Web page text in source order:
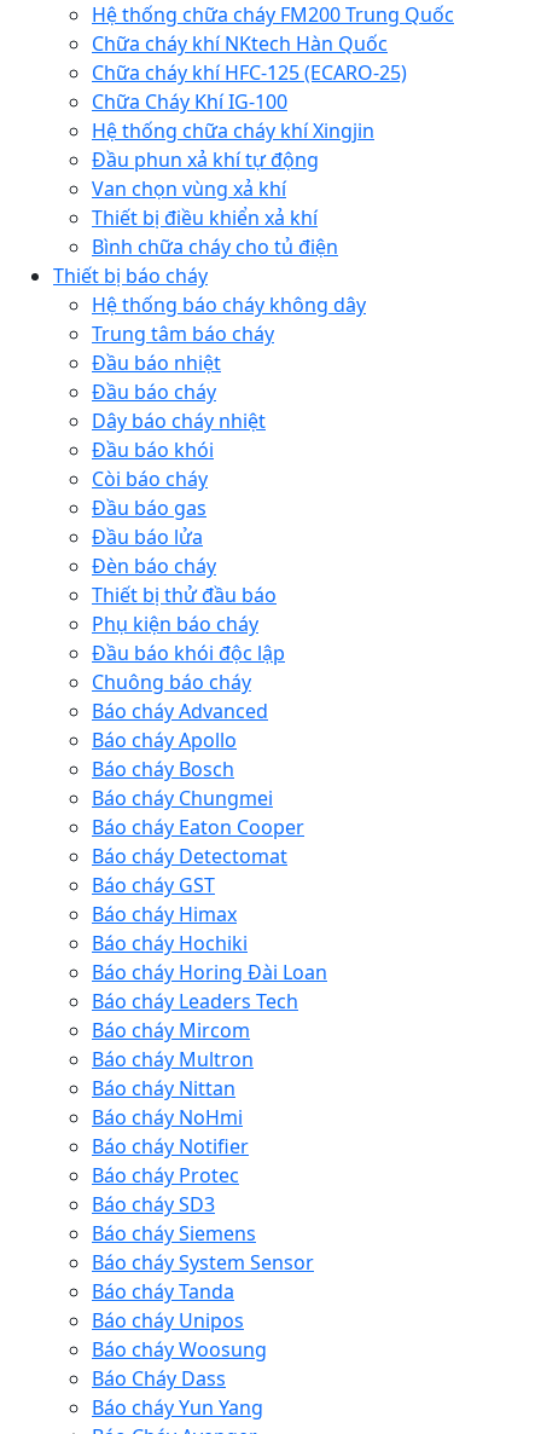
Hệ thống chữa cháy FM200 Trung Quốc
Chữa cháy khí NKtech Hàn Quốc
Chữa cháy khí HFC-125 (ECARO-25)
Chữa Cháy Khí IG-100
Hệ thống chữa cháy khí Xingjin
Đầu phun xả khí tự động
Van chọn vùng xả khí
Thiết bị điều khiển xả khí
Bình chữa cháy cho tủ điện
Thiết bị báo cháy
Hệ thống báo cháy không dây
Trung tâm báo cháy
Đầu báo nhiệt
Đầu báo cháy
Dây báo cháy nhiệt
Đầu báo khói
Còi báo cháy
Đầu báo gas
Đầu báo lửa
Đèn báo cháy
Thiết bị thử đầu báo
Phụ kiện báo cháy
Đầu báo khói độc lập
Chuông báo cháy
Báo cháy Advanced
Báo cháy Apollo
Báo cháy Bosch
Báo cháy Chungmei
Báo cháy Eaton Cooper
Báo cháy Detectomat
Báo cháy GST
Báo cháy Himax
Báo cháy Hochiki
Báo cháy Horing Đài Loan
Báo cháy Leaders Tech
Báo cháy Mircom
Báo cháy Multron
Báo cháy Nittan
Báo cháy NoHmi
Báo cháy Notifier
Báo cháy Protec
Báo cháy SD3
Báo cháy Siemens
Báo cháy System Sensor
Báo cháy Tanda
Báo cháy Unipos
Báo cháy Woosung
Báo Cháy Dass
Báo cháy Yun Yang